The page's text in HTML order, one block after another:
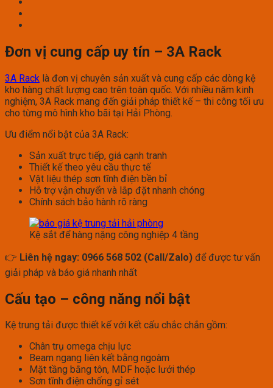
Đơn vị cung cấp uy tín – 3A Rack
3A Rack là đơn vị chuyên sản xuất và cung cấp các dòng kệ
kho hàng chất lượng cao trên toàn quốc. Với nhiều năm kinh
nghiệm, 3A Rack mang đến giải pháp thiết kế – thi công tối ưu
cho từng mô hình kho bãi tại Hải Phòng.
Ưu điểm nổi bật của 3A Rack:
Sản xuất trực tiếp, giá cạnh tranh
Thiết kế theo yêu cầu thực tế
Vật liệu thép sơn tĩnh điện bền bỉ
Hỗ trợ vận chuyển và lắp đặt nhanh chóng
Chính sách bảo hành rõ ràng
Kệ sắt để hàng nặng công nghiệp 4 tầng
👉 Liên hệ ngay: 0966 568 502 (Call/Zalo) để được tư vấn
giải pháp và báo giá nhanh nhất
Cấu tạo – công năng nổi bật
Kệ trung tải được thiết kế với kết cấu chắc chắn gồm:
Chân trụ omega chịu lực
Beam ngang liên kết bằng ngoàm
Mặt tầng bằng tôn, MDF hoặc lưới thép
Sơn tĩnh điện chống gỉ sét